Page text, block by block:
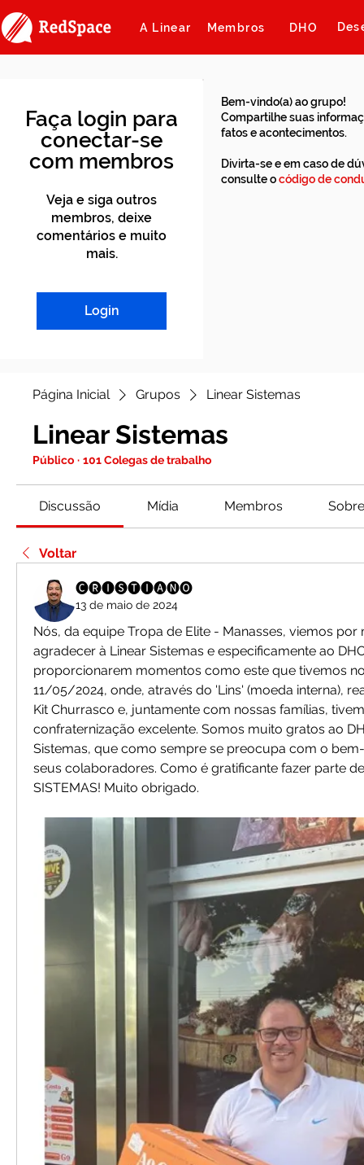
A Linear Membros DHO
Faça login para
conectar-se
com membros
Veja e siga outros
membros, deixe
comentários e muito
mais.
Login
Bem-vindo(a) ao grupo!
Compartilhe suas
fatos e acontecimentos.
Divirta-se e em caso de
consulte ocódigo de
Página Inicial Grupos Linear Sistemas
Linear Sistemas
Público · 101 Colegas de trabalho
Discussão Mídia Membros
Voltar
🅒🅡🅘🅢🅣🅘🅐🅝🅞
13 de maio de 2024
Nós, da equipe Tropa de Elite - Manasses, viemos por
agradecer à Linear Sistemas e especificamente ao
proporcionarem momentos como este que tivemos
11/05/2024, onde, através do 'Lins' (moeda interna),
Kit Churrasco e, juntamente com nossas famílias,
confraternização excelente. Somos muito gratos ao
Sistemas, que como sempre se preocupa com o
seus colaboradores. Como é gratificante fazer parte
SISTEMAS! Muito obrigado.